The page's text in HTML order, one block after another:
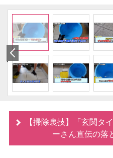
【掃除裏技】「玄関タ
ーさん直伝の落